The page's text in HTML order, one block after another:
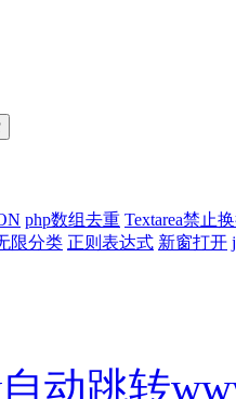
php数组去重 Textarea禁止
限分类 正则表达式 新窗打开
动跳转